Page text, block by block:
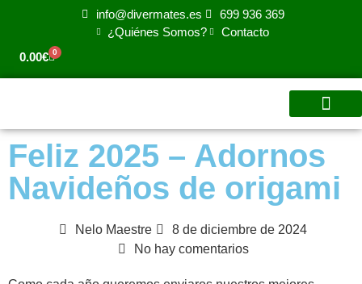
info@divermates.es
699 936 369
¿Quiénes Somos?
Contacto
0.00€ 0
Feliz 2025 – Adornos
Navideños de origami
Nelo Maestre
8 de diciembre de 2024
No hay comentarios